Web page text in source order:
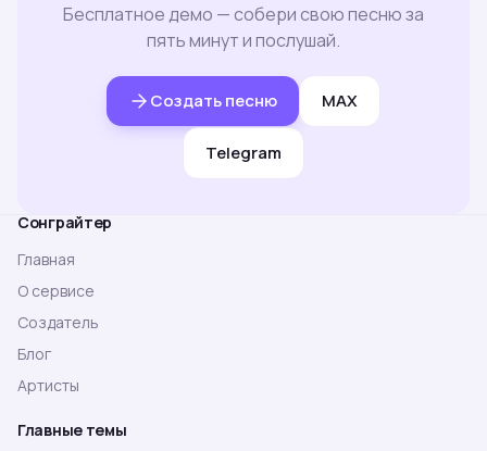
Бесплатное демо — собери свою песню за
пять минут и послушай.
Создать песню MAX
Telegram
Сонграйтер
Главная
О сервисе
Создатель
Блог
Артисты
Главные темы